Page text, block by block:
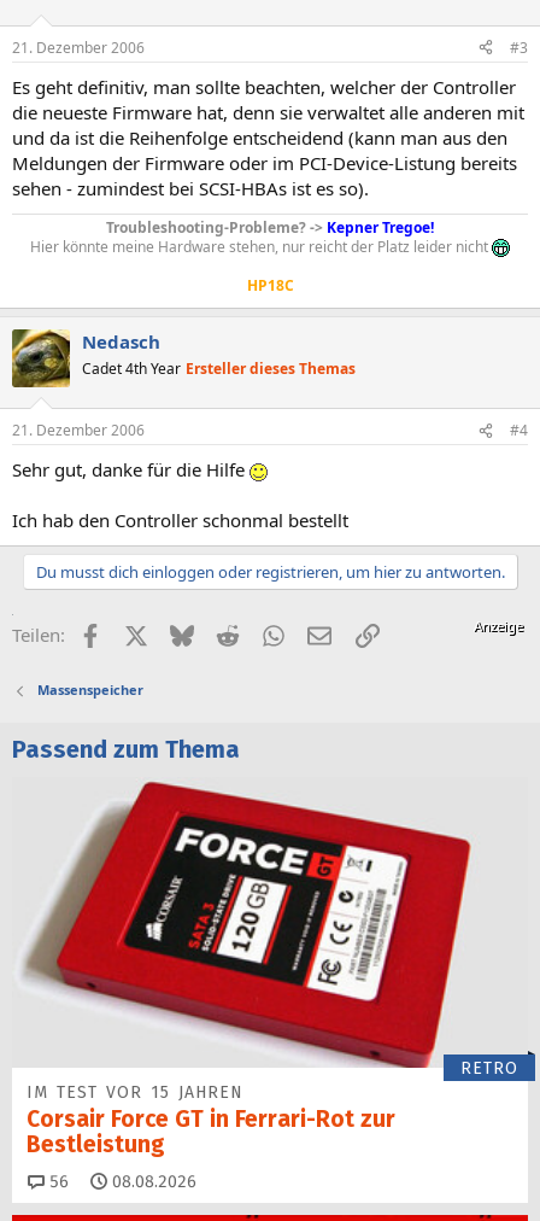
21. Dezember 2006 #3
Es geht definitiv, man sollte beachten, welcher der Controller
die neueste Firmware hat, denn sie verwaltet alle anderen mit
und da ist die Reihenfolge entscheidend (kann man aus den
Meldungen der Firmware oder im PCI-Device-Listung bereits
sehen - zumindest bei SCSI-HBAs ist es so).
Troubleshooting-Probleme? -> Kepner Tregoe!
Hier könnte meine Hardware stehen, nur reicht der Platz leider nicht
HP18C
Nedasch
Cadet 4th Year Ersteller dieses Themas
21. Dezember 2006 #4
Sehr gut, danke für die Hilfe
Ich hab den Controller schonmal bestellt
Du musst dich einloggen oder registrieren, um hier zu antworten.
Teilen: FacebookX (Twitter)
BlueskyRedditWhatsApp
E-MailLink
Massenspeicher
Passend zum Thema
RETRO
IM TEST VOR 15 JAHREN
Corsair Force GT in Ferrari-Rot zur
Bestleistung
56 Kommentare
08.08.2026